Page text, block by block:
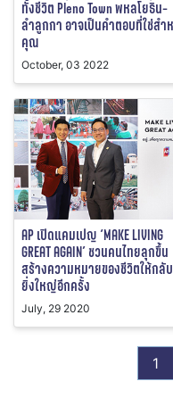
ทั้งชีวิต Pleno Town พหลโยธิน-
ลำลูกกา อาจเป็นคำตอบที่ใช่สำ
คุณ
October, 03 2022
AP เปิดแคมเปญ ‘MAKE LIVING
GREAT AGAIN’ ชวนคนไทยลุกขึ้น
สร้างความหมายของชีวิตให้กลั
ยิ่งใหญ่อีกครั้ง
July, 29 2020
1